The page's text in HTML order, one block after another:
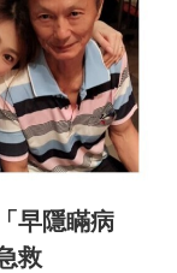
早隱瞞病
救